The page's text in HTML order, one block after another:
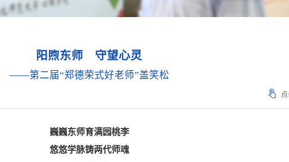
阳煦东师 守望心灵
——第二届“郑德荣式好老师”盖笑松
点
巍巍东师育满园桃李
悠悠学脉铸两代师魂